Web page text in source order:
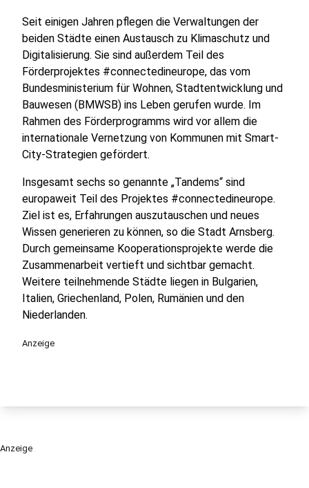
Seit einigen Jahren pflegen die Verwaltungen der
beiden Städte einen Austausch zu Klimaschutz und
Digitalisierung. Sie sind außerdem Teil des
Förderprojektes #connectedineurope, das vom
Bundesministerium für Wohnen, Stadtentwicklung und
Bauwesen (BMWSB) ins Leben gerufen wurde. Im
Rahmen des Förderprogramms wird vor allem die
internationale Vernetzung von Kommunen mit Smart-
City-Strategien gefördert.
Insgesamt sechs so genannte „Tandems“ sind
europaweit Teil des Projektes #connectedineurope.
Ziel ist es, Erfahrungen auszutauschen und neues
Wissen generieren zu können, so die Stadt Arnsberg.
Durch gemeinsame Kooperationsprojekte werde die
Zusammenarbeit vertieft und sichtbar gemacht.
Weitere teilnehmende Städte liegen in Bulgarien,
Italien, Griechenland, Polen, Rumänien und den
Niederlanden.
Anzeige
Anzeige